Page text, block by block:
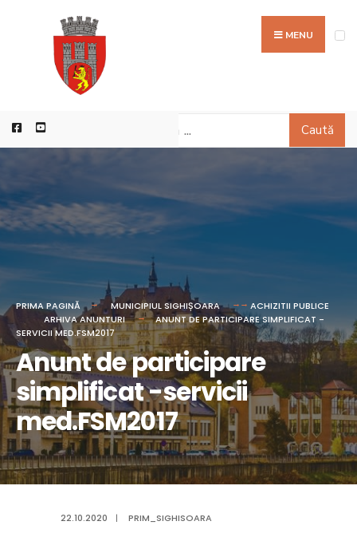
MENU
Caută
PRIMA PAGINĂ MUNICIPIUL SIGHIȘOARA
ACHIZITII PUBLICE
ARHIVA ANUNTURI
ANUNT DE PARTICIPARE SIMPLIFICAT -
SERVICII MED.FSM2017
Anunt de participare
simplificat -servicii
med.FSM2017
22.10.2020 | PRIM_SIGHISOARA